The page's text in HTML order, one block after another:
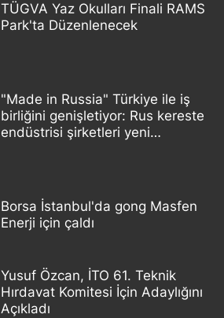
TÜGVA Yaz Okulları Finali RAMS
Park'ta Düzenlenecek
"Made in Russia" Türkiye ile iş
birliğini genişletiyor: Rus kereste
endüstrisi şirketleri yeni
Borsa İstanbul'da gong Masfen
Enerji için çaldı
Yusuf Özcan, İTO 61. Teknik
Hırdavat Komitesi İçin Adaylığını
Açıkladı